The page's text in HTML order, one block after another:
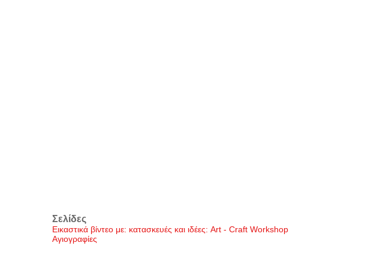
Σελίδες
Εικαστικά βίντεο με: κατασκευές και ιδέες: Art - Craft Workshop
Αγιογραφίες